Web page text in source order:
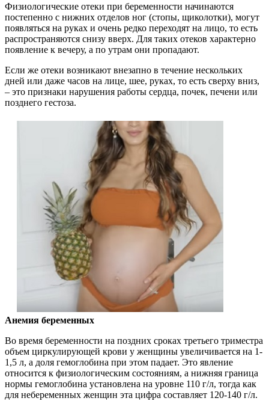
Физиологические отеки при беременности начинаются
постепенно с нижних отделов ног (стопы, щиколотки), могут
появляться на руках и очень редко переходят на лицо, то есть
распространяются снизу вверх. Для таких отеков характерно
появление к вечеру, а по утрам они пропадают.
Если же отеки возникают внезапно в течение нескольких
дней или даже часов на лице, шее, руках, то есть сверху вниз,
– это признаки нарушения работы сердца, почек, печени или
позднего гестоза.
Анемия беременных
Во время беременности на поздних сроках третьего триместра
объем циркулирующей крови у женщины увеличивается на 1-
1,5 л, а доля гемоглобина при этом падает. Это явление
относится к физиологическим состояниям, а нижняя граница
нормы гемоглобина установлена на уровне 110 г/л, тогда как
для небеременных женщин эта цифра составляет 120-140 г/л.